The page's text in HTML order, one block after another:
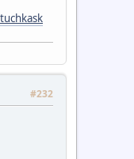
tuchkask
#232